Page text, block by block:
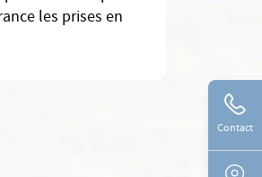
les prises en
Contact